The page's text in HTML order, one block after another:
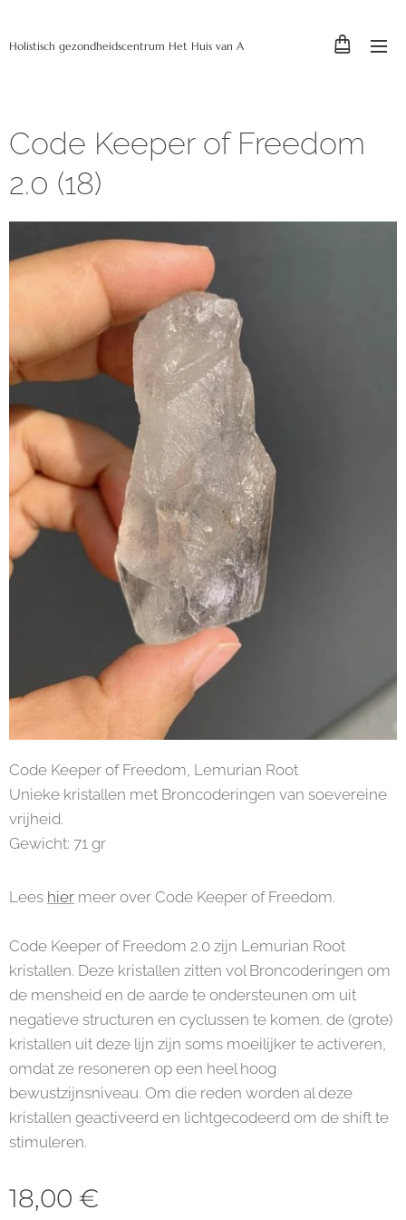
Holistisch gezondheidscentrum Het Huis van A
Code Keeper of Freedom
2.0 (18)
Code Keeper of Freedom, Lemurian Root
Unieke kristallen met Broncoderingen van soevereine
vrijheid.
Gewicht: 71 gr
Lees hier meer over Code Keeper of Freedom.
Code Keeper of Freedom 2.0 zijn Lemurian Root
kristallen. Deze kristallen zitten vol Broncoderingen om
de mensheid en de aarde te ondersteunen om uit
negatieve structuren en cyclussen te komen. de (grote)
kristallen uit deze lijn zijn soms moeilijker te activeren,
omdat ze resoneren op een heel hoog
bewustzijnsniveau. Om die reden worden al deze
kristallen geactiveerd en lichtgecodeerd om de shift te
stimuleren.
18,00 €